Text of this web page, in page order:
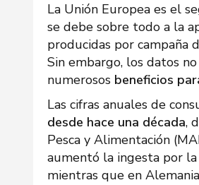
La Unión Europea es el
se debe sobre todo a la
producidas por campaña
Sin embargo, los datos
numerosos beneficios
Las cifras anuales de
desde hace una década,
Pesca y Alimentación
aumentó la ingesta por
mientras que en